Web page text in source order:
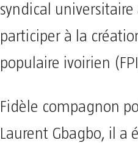
syndical universitaire
participer à la
populaire ivoirien
Fidèle compagnon
Laurent Gbagbo, il a